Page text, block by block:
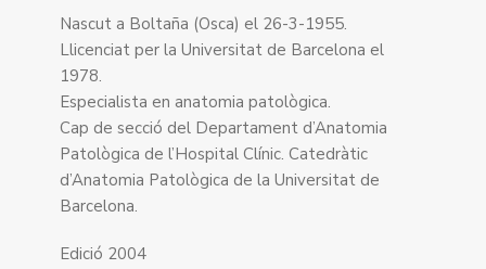
Nascut a Boltaña (Osca) el 26-3-1955.
Llicenciat per la Universitat de Barcelona el
1978.
Especialista en anatomia patològica.
Cap de secció del Departament d’Anatomia
Patològica de l’Hospital Clínic. Catedràtic
d’Anatomia Patològica de la Universitat de
Barcelona.
Edició 2004